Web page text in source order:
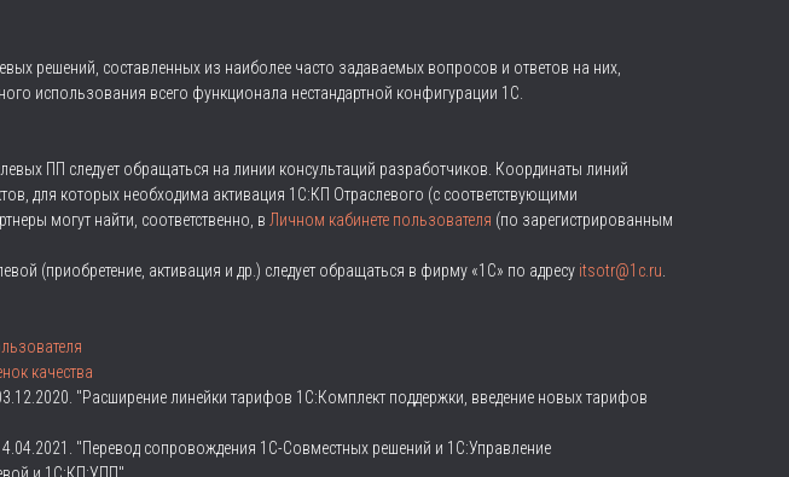
решений, составленных из наиболее часто задаваемых вопросов и ответов на них,
использования всего функционала нестандартной конфигурации 1С.
ПП следует обращаться на линии консультаций разработчиков. Координаты линий
для которых необходима активация 1С:КП Отраслевого (с соответствующими
могут найти, соответственно, в Личном кабинете пользователя (по зарегистрированным
(приобретение, активация и др.) следует обращаться в фирму «1С» по адресу itsotr@1c.ru
качества
"Расширение линейки тарифов 1С:Комплект поддержки, введение новых тарифов
"Перевод сопровождения 1С-Совместных решений и 1С:Управление